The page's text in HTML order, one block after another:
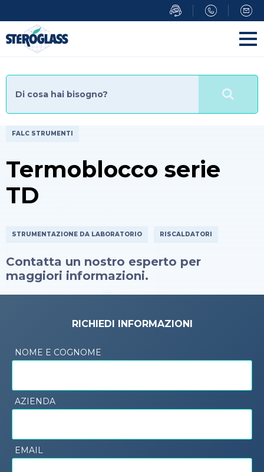
al
contenuto
principale
FALC STRUMENTI
Termoblocco serie
TD
STRUMENTAZIONE DA LABORATORIO RISCALDATORI
Contatta un nostro esperto per
maggiori informazioni.
RICHIEDI INFORMAZIONI
NOME E COGNOME
AZIENDA
EMAIL